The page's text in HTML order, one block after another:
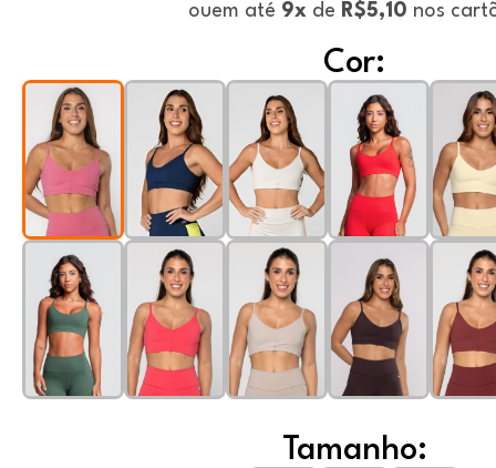
ouem até 9x de R$5,10 nos
Cor:
Tamanho: